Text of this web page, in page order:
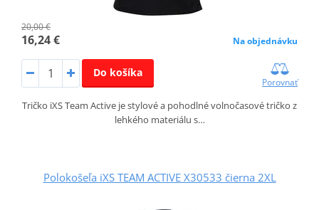
20,00 €
16,24 € Na objednávku
Do košíka
Porovnať
Tričko iXS Team Active je stylové a pohodlné volnočasové tričko z
lehkého materiálu s…
Polokošeľa iXS TEAM ACTIVE X30533 čierna 2XL